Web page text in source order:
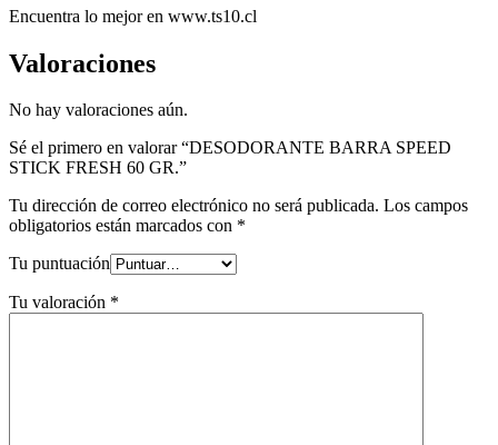
Encuentra lo mejor en www.ts10.cl
Valoraciones
No hay valoraciones aún.
Sé el primero en valorar “DESODORANTE BARRA SPEED
STICK FRESH 60 GR.”
Tu dirección de correo electrónico no será publicada. Los campos
obligatorios están marcados con *
Tu puntuación
Tu valoración *